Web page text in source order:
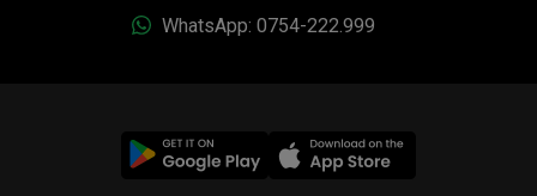
WhatsApp: 0754-222.999